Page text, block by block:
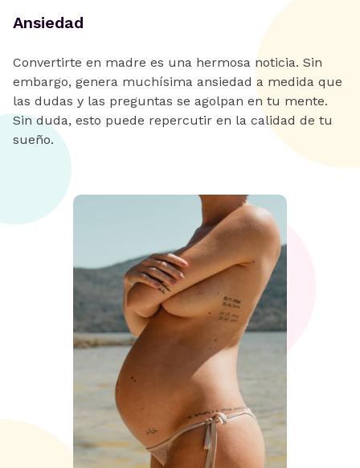
Ansiedad
Convertirte en madre es una hermosa noticia. Sin
embargo, genera muchísima ansiedad a medida que
las dudas y las preguntas se agolpan en tu mente.
Sin duda, esto puede repercutir en la calidad de tu
sueño.